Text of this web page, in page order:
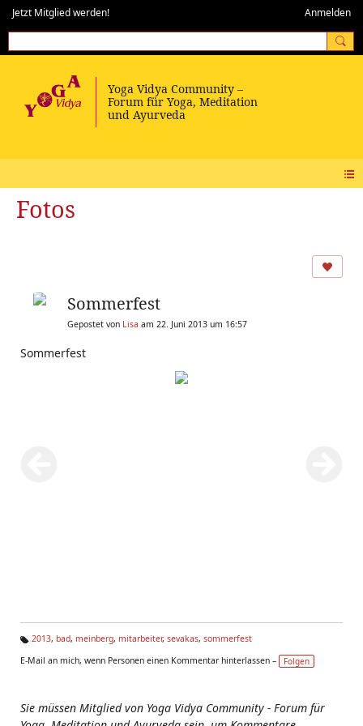
Jetzt Mitglied werden! Anmelden
Fotos
Sommerfest
Gepostet von Lisa am 22. Juni 2013 um 16:57
Sommerfest
g
2013, bad, meinberg, mitarbeiter, sevakas, sommerfest
E-Mail an mich, wenn Personen einen Kommentar hinterlassen –
Folgen
Sie müssen Mitglied von Yoga Vidya Community - Forum für